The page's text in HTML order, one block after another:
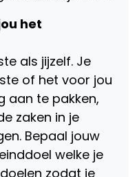
het
als jijzelf. Je
of het voor jou
aan te pakken,
zaken in je
Bepaal jouw
welke je
zodat je